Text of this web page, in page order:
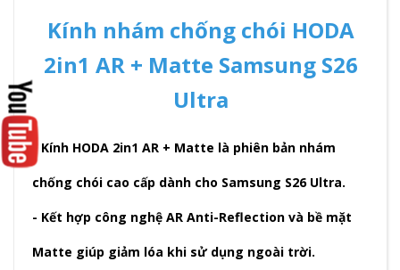
Kính nhám chống chói HODA
2in1 AR + Matte Samsung S26
Ultra
- Kính HODA 2in1 AR + Matte là phiên bản nhám
chống chói cao cấp dành cho Samsung S26 Ultra.
- Kết hợp công nghệ AR Anti-Reflection và bề mặt
Matte giúp giảm lóa khi sử dụng ngoài trời.